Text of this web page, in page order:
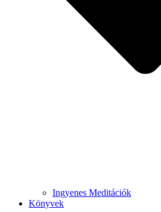
Ingyenes Meditációk
Könyvek